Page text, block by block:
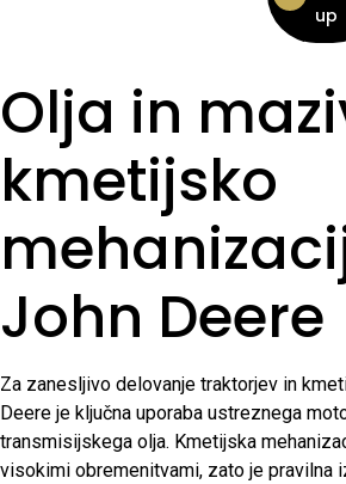
up
Olja in
kmetijsko
John Deere
Za zanesljivo delovanje traktorjev in
Deere je ključna uporaba ustreznega
transmisijskega olja. Kmetijska
visokimi obremenitvami, zato je pravilna